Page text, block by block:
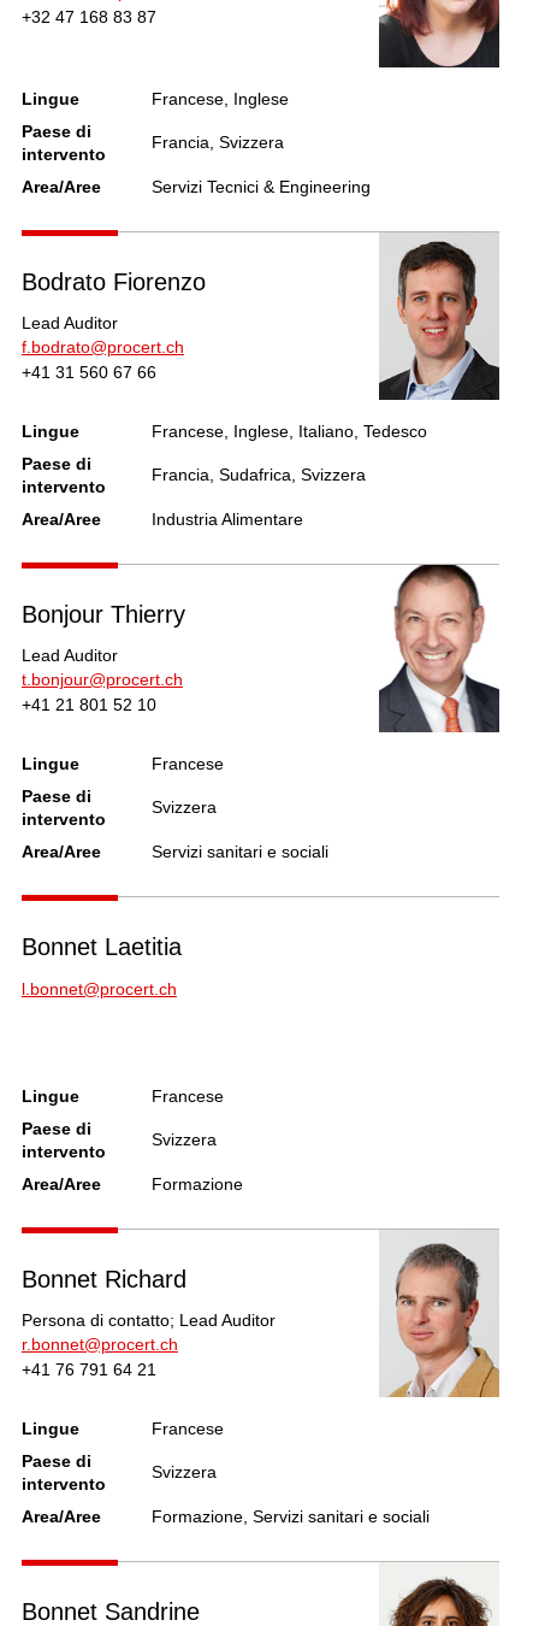
+32 47 168 83 87
Lingue
Francese, Inglese
Paese di
intervento
Francia, Svizzera
Area/Aree Servizi Tecnici & Engineering
Bodrato Fiorenzo
Lead Auditor
f.bodrato@procert.ch
+41 31 560 67 66
Lingue
Francese, Inglese, Italiano, Tedesco
Paese di
intervento
Francia, Sudafrica, Svizzera
Area/Aree Industria Alimentare
Bonjour Thierry
Lead Auditor
t.bonjour@procert.ch
+41 21 801 52 10
Lingue
Francese
Paese di
intervento
Svizzera
Area/Aree Servizi sanitari e sociali
Bonnet Laetitia
l.bonnet@procert.ch
Lingue
Francese
Paese di
intervento
Svizzera
Area/Aree Formazione
Bonnet Richard
Persona di contatto; Lead Auditor
r.bonnet@procert.ch
+41 76 791 64 21
Lingue
Francese
Paese di
intervento
Svizzera
Area/Aree Formazione, Servizi sanitari e sociali
Bonnet Sandrine